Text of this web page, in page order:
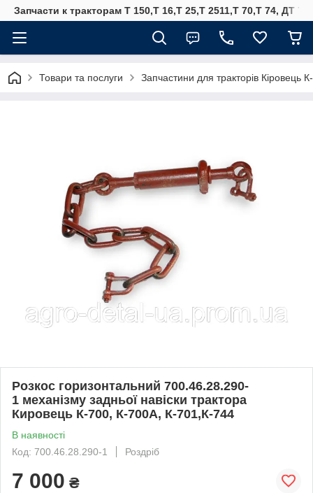
Запчасти к тракторам Т 150,Т 16,Т 25,Т 2511,Т 70,Т 74, ДТ
Товари та послуги Запчастини для тракторів Кіровець
Розкос горизонтальний 700.46.28.290-
1 механізму задньої навіски трактора
Кировець К-700, К-700А, К-701,К-744
В наявності
Код: 700.46.28.290-1
Роздріб
7 000 ₴